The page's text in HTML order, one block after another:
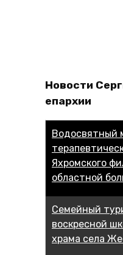
Новости
епархии
Водосвятный
Яхромского
областной
Семейный
воскресной
храма села